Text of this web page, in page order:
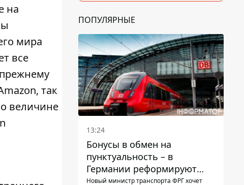
на
мира
все
так
величине
ПОПУЛЯРНЫЕ
13:24
Бонусы в обмен на
пунктуальность – в
Германии реформируют
премирование руководства
Новый министр транспорта ФРГ хочет